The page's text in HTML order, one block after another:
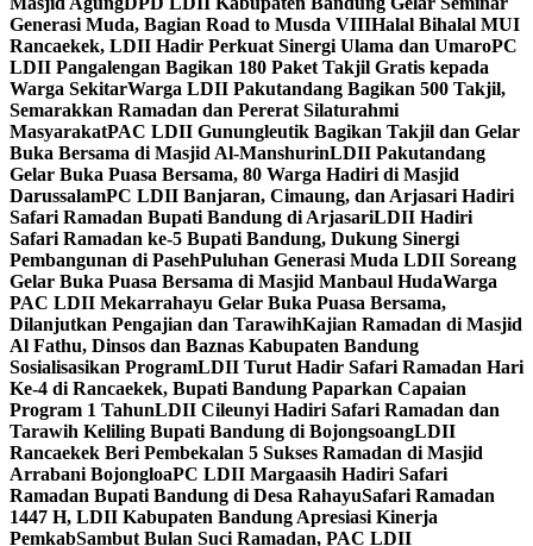
Generasi Muda, Bagian Road to Musda VIIIHalal Bihalal MUI
Rancaekek, LDII Hadir Perkuat Sinergi Ulama dan UmaroPC
LDII Pangalengan Bagikan 180 Paket Takjil Gratis kepada
Warga SekitarWarga LDII Pakutandang Bagikan 500 Takjil,
Semarakkan Ramadan dan Pererat Silaturahmi
MasyarakatPAC LDII Gunungleutik Bagikan Takjil dan Gelar
Buka Bersama di Masjid Al-ManshurinLDII Pakutandang
Gelar Buka Puasa Bersama, 80 Warga Hadiri di Masjid
DarussalamPC LDII Banjaran, Cimaung, dan Arjasari Hadiri
Safari Ramadan Bupati Bandung di ArjasariLDII Hadiri
Safari Ramadan ke-5 Bupati Bandung, Dukung Sinergi
Pembangunan di PasehPuluhan Generasi Muda LDII Soreang
Gelar Buka Puasa Bersama di Masjid Manbaul HudaWarga
PAC LDII Mekarrahayu Gelar Buka Puasa Bersama,
Dilanjutkan Pengajian dan TarawihKajian Ramadan di Masjid
Al Fathu, Dinsos dan Baznas Kabupaten Bandung
Sosialisasikan ProgramLDII Turut Hadir Safari Ramadan Hari
Ke-4 di Rancaekek, Bupati Bandung Paparkan Capaian
Program 1 TahunLDII Cileunyi Hadiri Safari Ramadan dan
Tarawih Keliling Bupati Bandung di BojongsoangLDII
Rancaekek Beri Pembekalan 5 Sukses Ramadan di Masjid
Arrabani BojongloaPC LDII Margaasih Hadiri Safari
Ramadan Bupati Bandung di Desa RahayuSafari Ramadan
1447 H, LDII Kabupaten Bandung Apresiasi Kinerja
PemkabSambut Bulan Suci Ramadan, PAC LDII